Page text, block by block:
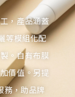
，產品涵蓋
等模組化配
。自有布膜
價值。另提
務，助品牌